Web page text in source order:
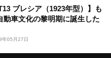
ブレシア（1923年型）】も
動車文化の黎明期に誕生した
年05月27日